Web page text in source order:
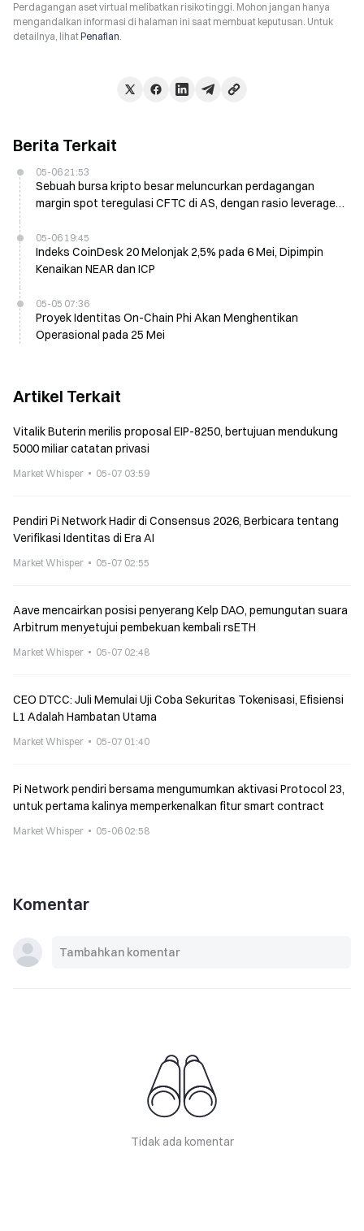
Perdagangan aset virtual melibatkan risiko tinggi. Mohon jangan hanya
mengandalkan informasi di halaman ini saat membuat keputusan. Untuk
detailnya, lihatPenafian.
Berita Terkait
05-06 21:53
Sebuah bursa kripto besar meluncurkan perdagangan
margin spot teregulasi CFTC di AS, dengan rasio leverage
05-06 19:45
Indeks CoinDesk 20 Melonjak 2,5% pada 6 Mei, Dipimpin
Kenaikan NEAR dan ICP
05-05 07:36
Proyek Identitas On-Chain Phi Akan Menghentikan
Operasional pada 25 Mei
Artikel Terkait
Vitalik Buterin merilis proposal EIP-8250, bertujuan mendukung
5000 miliar catatan privasi
Market Whisper 05-07 03:59
Pendiri Pi Network Hadir di Consensus 2026, Berbicara tentang
Verifikasi Identitas di Era AI
Market Whisper 05-07 02:55
Aave mencairkan posisi penyerang Kelp DAO, pemungutan suara
Arbitrum menyetujui pembekuan kembali rsETH
Market Whisper 05-07 02:48
CEO DTCC: Juli Memulai Uji Coba Sekuritas Tokenisasi, Efisiensi
L1 Adalah Hambatan Utama
Market Whisper 05-07 01:40
Pi Network pendiri bersama mengumumkan aktivasi Protocol 23,
untuk pertama kalinya memperkenalkan fitur smart contract
Market Whisper 05-06 02:58
Komentar
Tidak ada komentar